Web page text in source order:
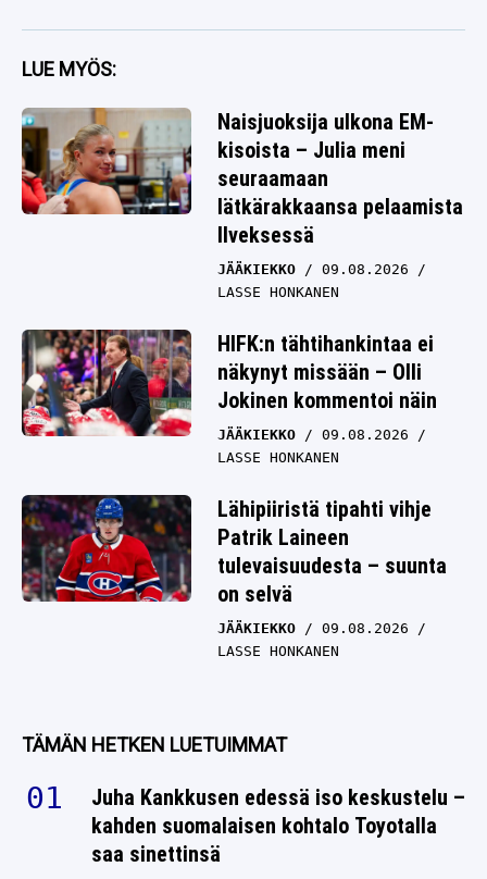
LUE MYÖS:
Naisjuoksija ulkona EM-
kisoista – Julia meni
seuraamaan
lätkärakkaansa pelaamista
Ilveksessä
JÄÄKIEKKO
09.08.2026
LASSE HONKANEN
HIFK:n tähtihankintaa ei
näkynyt missään – Olli
Jokinen kommentoi näin
JÄÄKIEKKO
09.08.2026
LASSE HONKANEN
Lähipiiristä tipahti vihje
Patrik Laineen
tulevaisuudesta – suunta
on selvä
JÄÄKIEKKO
09.08.2026
LASSE HONKANEN
TÄMÄN HETKEN LUETUIMMAT
Juha Kankkusen edessä iso keskustelu –
kahden suomalaisen kohtalo Toyotalla
saa sinettinsä